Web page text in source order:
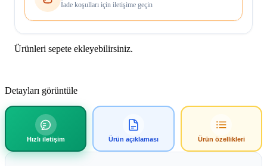
İade koşulları için iletişime geçin
Ürünleri sepete ekleyebilirsiniz.
Detayları görüntüle
Hızlı iletişim Ürün açıklaması Ürün özellikleri